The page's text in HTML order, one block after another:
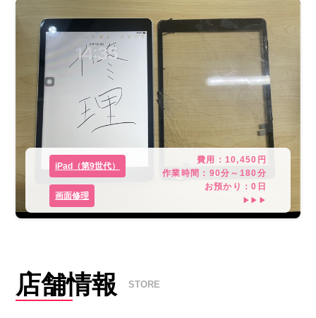
iPad（第9世代）
画面修理
費用： 10,450 円
作業時間： 90分～180分
お預かり：0 日
▶▶▶
店舗情報 STORE